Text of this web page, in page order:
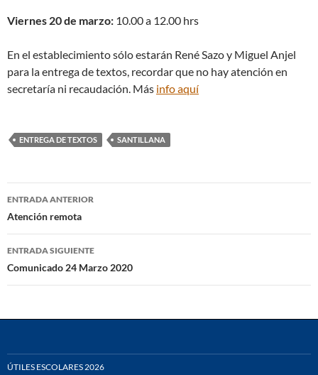
Viernes 20 de marzo: 10.00 a 12.00 hrs
En el establecimiento sólo estarán René Sazo y Miguel Anjel
para la entrega de textos, recordar que no hay atención en
secretaría ni recaudación. Más info aquí
ENTREGA DE TEXTOS SANTILLANA
Navegación
de
entradas
ENTRADA ANTERIOR
Atención remota
ENTRADA SIGUIENTE
Comunicado 24 Marzo 2020
ÚTILES ESCOLARES 2026